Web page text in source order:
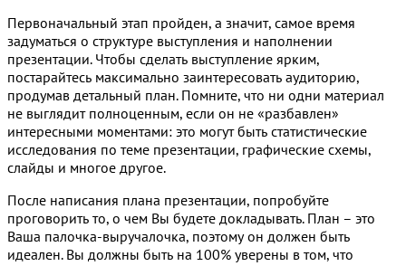
Первоначальный этап пройден, а значит, самое время
задуматься о структуре выступления и наполнении
презентации. Чтобы сделать выступление ярким,
постарайтесь максимально заинтересовать аудиторию,
продумав детальный план. Помните, что ни одни материал
не выглядит полноценным, если он не «разбавлен»
интересными моментами: это могут быть статистические
исследования по теме презентации, графические схемы,
слайды и многое другое.
После написания плана презентации, попробуйте
проговорить то, о чем Вы будете докладывать. План – это
Ваша палочка-выручалочка, поэтому он должен быть
идеален. Вы должны быть на 100% уверены в том, что